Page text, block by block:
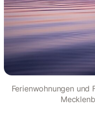
Ferienwohnungen und